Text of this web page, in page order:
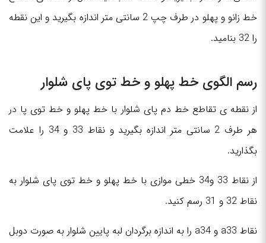
خط زانو و پهلو در طرف چپ 2 سانتی متر اندازه بگیرید و این نقطه
را 32 بنامید.
رسم الگوی خط پهلو و خط توی پای شلوار
از نقطه ی تقاطع خط دم پای شلوار با خط پهلو و خط توی پا در
هر طرف 2 سانتی متر اندازه بگیرید و نقاط 33 و 34 را علامت
بگذارید.
از نقاط 33 و34 خطی موازی با خط پهلو و خط توی پای شلوار به
نقاط 32 و 31 رسم کنید.
نقاط a33 و a34 را به اندازه برگردان لبه پایین شلوار به صورت دوبل